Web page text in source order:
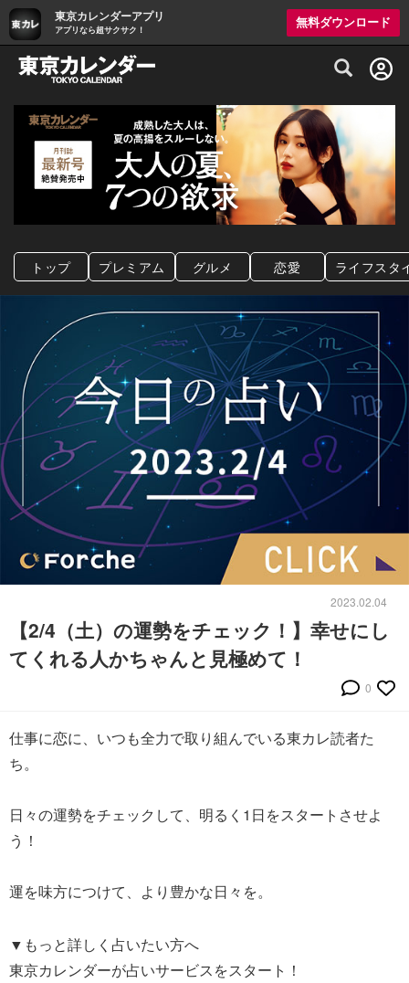
東京カレンダーアプリ
アプリなら超サクサク！
無料ダウンロード
グルメ情報・プレミアムレストラン予約
トップ プレミアム グルメ 恋愛 ライフスタ
2023.02.04
【2/4（土）の運勢をチェック！】幸せにし
てくれる人かちゃんと見極めて！
0
仕事に恋に、いつも全力で取り組んでいる東カレ読者た
ち。
日々の運勢をチェックして、明るく1日をスタートさせよ
う！
運を味方につけて、より豊かな日々を。
▼もっと詳しく占いたい方へ
東京カレンダーが占いサービスをスタート！